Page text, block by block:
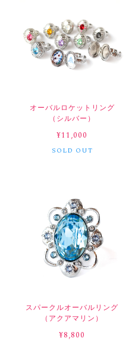
オーバルロケットリング
（シルバー）
¥11,000
SOLD OUT
スパークルオーバルリング
（アクアマリン）
¥8,800